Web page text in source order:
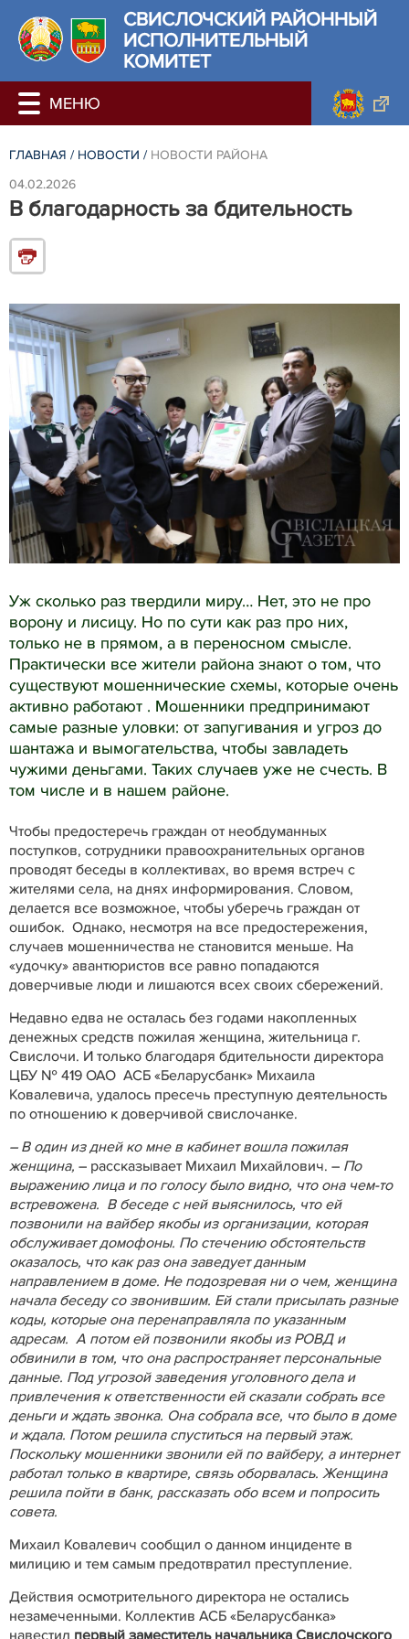
СВИСЛОЧСКИЙ РАЙОННЫЙ
ИСПОЛНИТЕЛЬНЫЙ
КОМИТЕТ
ГЛАВНАЯ / НОВОСТИ / НОВОСТИ РАЙОНА
04.02.2026
В благодарность за бдительность
Уж сколько раз твердили миру… Нет, это не про
ворону и лисицу. Но по сути как раз про них,
только не в прямом, а в переносном смысле.
Практически все жители района знают о том, что
существуют мошеннические схемы, которые очень
активно работают . Мошенники предпринимают
самые разные уловки: от запугивания и угроз до
шантажа и вымогательства, чтобы завладеть
чужими деньгами. Таких случаев уже не счесть. В
том числе и в нашем районе.
Чтобы предостеречь граждан от необдуманных
поступков, сотрудники правоохранительных органов
проводят беседы в коллективах, во время встреч с
жителями села, на днях информирования. Словом,
делается все возможное, чтобы уберечь граждан от
ошибок. Однако, несмотря на все предостережения,
случаев мошенничества не становится меньше. На
«удочку» авантюристов все равно попадаются
доверчивые люди и лишаются всех своих сбережений.
Недавно едва не осталась без годами накопленных
денежных средств пожилая женщина, жительница г.
Свислочи. И только благодаря бдительности директора
ЦБУ № 419 ОАО АСБ «Беларусбанк» Михаила
Ковалевича, удалось пресечь преступную деятельность
по отношению к доверчивой свислочанке.
– В один из дней ко мне в кабинет вошла пожилая
женщина, – рассказывает Михаил Михайлович. – По
выражению лица и по голосу было видно, что она чем-то
встревожена. В беседе с ней выяснилось, что ей
позвонили на вайбер якобы из организации, которая
обслуживает домофоны. По стечению обстоятельств
оказалось, что как раз она заведует данным
направлением в доме. Не подозревая ни о чем, женщина
начала беседу со звонившим. Ей стали присылать разные
коды, которые она перенаправляла по указанным
адресам. А потом ей позвонили якобы из РОВД и
обвинили в том, что она распространяет персональные
данные. Под угрозой заведения уголовного дела и
привлечения к ответственности ей сказали собрать все
деньги и ждать звонка. Она собрала все, что было в доме
и ждала. Потом решила спуститься на первый этаж.
Поскольку мошенники звонили ей по вайберу, а интернет
работал только в квартире, связь оборвалась. Женщина
решила пойти в банк, рассказать обо всем и попросить
совета.
Михаил Ковалевич сообщил о данном инциденте в
милицию и тем самым предотвратил преступление.
Действия осмотрительного директора не остались
незамеченными. Коллектив АСБ «Беларусбанка»